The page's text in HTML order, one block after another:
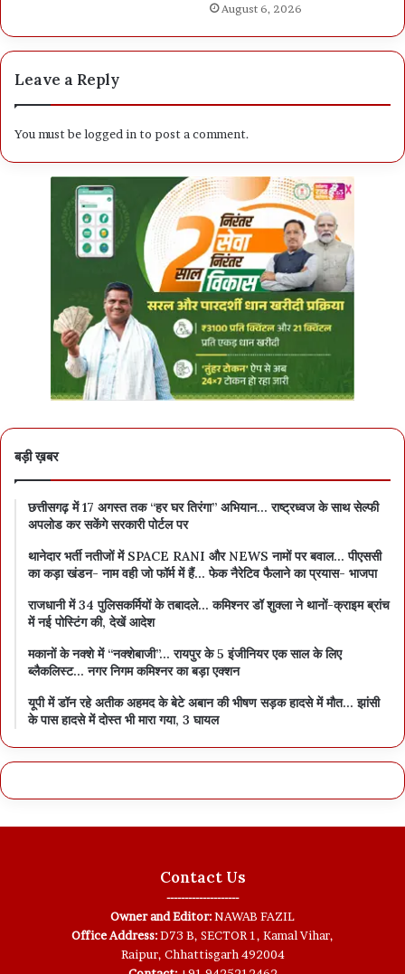
August 6, 2026
Leave a Reply
You must belogged into post a comment.
बड़ी ख़बर
छत्तीसगढ़ में 17 अगस्त तक “हर घर तिरंगा” अभियान… राष्ट्रध्वज के साथ सेल्फी
अपलोड कर सकेंगे सरकारी पोर्टल पर
थानेदार भर्ती नतीजों में SPACE RANI और NEWS नामों पर बवाल… पीएससी
का कड़ा खंडन- नाम वही जो फॉर्म में हैं… फेक नैरेटिव फैलाने का प्रयास- भाजपा
राजधानी में 34 पुलिसकर्मियों के तबादले… कमिश्नर डॉ शुक्ला ने थानों-क्राइम ब्रांच
में नई पोस्टिंग की, देखें आदेश
मकानों के नक्शे में “नक्शेबाजी”… रायपुर के 5 इंजीनियर एक साल के लिए
ब्लैकलिस्ट… नगर निगम कमिश्नर का बड़ा एक्शन
यूपी में डॉन रहे अतीक अहमद के बेटे अबान की भीषण सड़क हादसे में मौत… झांसी
के पास हादसे में दोस्त भी मारा गया, 3 घायल
Contact Us
--------------------
Owner and Editor:NAWAB FAZIL
Office Address:D73 B, SECTOR 1, Kamal Vihar,
Raipur, Chhattisgarh 492004